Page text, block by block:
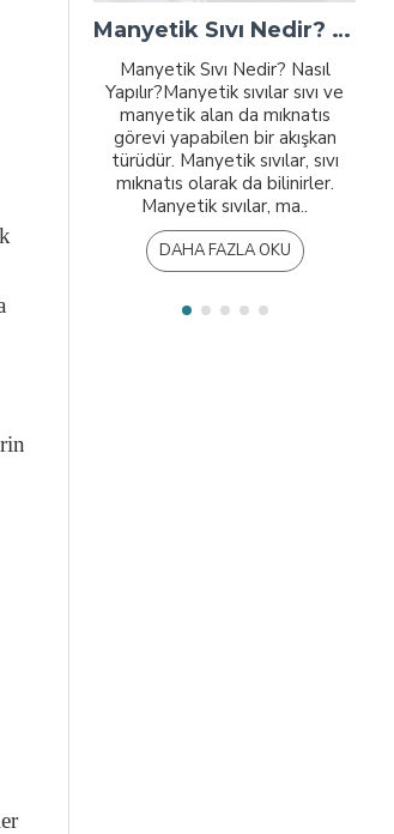
Manyetik Sıvı Nedir? Nasıl Yapılır?
Manyetik Sıvı Nedir? Nasıl
Yapılır?Manyetik sıvılar sıvı ve
manyetik alan da mıknatıs
görevi yapabilen bir akışkan
türüdür. Manyetik sıvılar, sıvı
mıknatıs olarak da bilinirler.
Manyetik sıvılar, ma..
DAHA FAZLA OKU